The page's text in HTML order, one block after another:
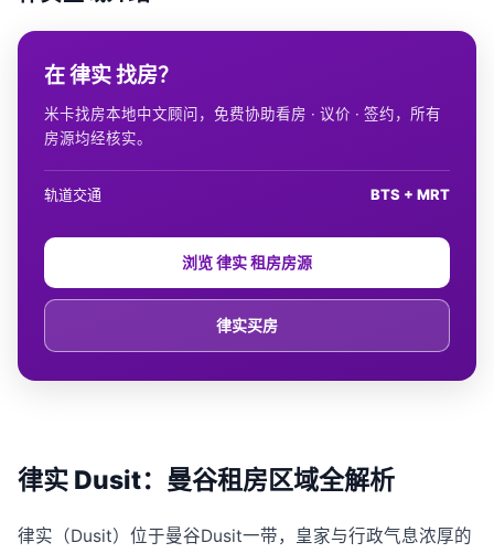
律实 Dusit：曼谷租房区域全解析
律实（Dusit）位于曼谷Dusit一带，皇家与行政气息浓厚的
在 律实 找房？
米卡找房本地中文顾问，免费协助看房 · 议价 · 签约，所有
房源均经核实。
轨道交通 BTS + MRT
浏览 律实 租房房源
律实买房